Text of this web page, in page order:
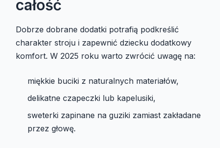
całość
Dobrze dobrane dodatki potrafią podkreślić
charakter stroju i zapewnić dziecku dodatkowy
komfort. W 2025 roku warto zwrócić uwagę na:
miękkie buciki z naturalnych materiałów,
delikatne czapeczki lub kapelusiki,
sweterki zapinane na guziki zamiast zakładane
przez głowę.